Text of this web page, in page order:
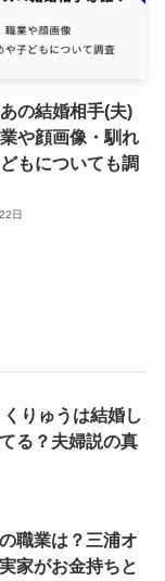
の結婚相手(夫)
や顔画像・馴れ
もについても調
日
くりゅうは結婚し
る？夫婦説の真
職業は？三浦オ
家がお金持ちと